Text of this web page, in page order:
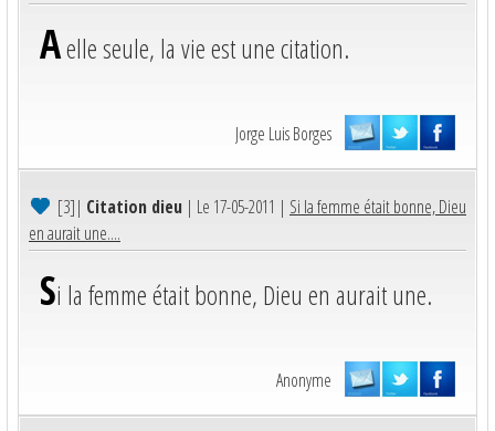
Aelle seule, la vie est une citation.
Jorge Luis Borges
[3]| Citation dieu | Le 17-05-2011 | Si la femme était bonne, Dieu
en aurait une....
Si la femme était bonne, Dieu en aurait une.
Anonyme